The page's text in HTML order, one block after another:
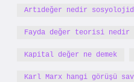
Artıdeğer nedir
Fayda değer teorisi nedir
Kapital değer ne demek
Karl Marx hangi görüşü